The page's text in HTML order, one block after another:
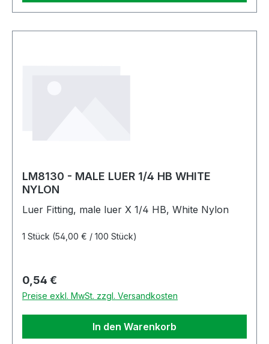
LM8130 - MALE LUER 1/4 HB WHITE
NYLON
Luer Fitting, male luer X 1/4 HB, White Nylon
1 Stück (54,00 € / 100 Stück)
Regulärer Preis:
0,54 €
Preise exkl. MwSt. zzgl. Versandkosten
In den Warenkorb